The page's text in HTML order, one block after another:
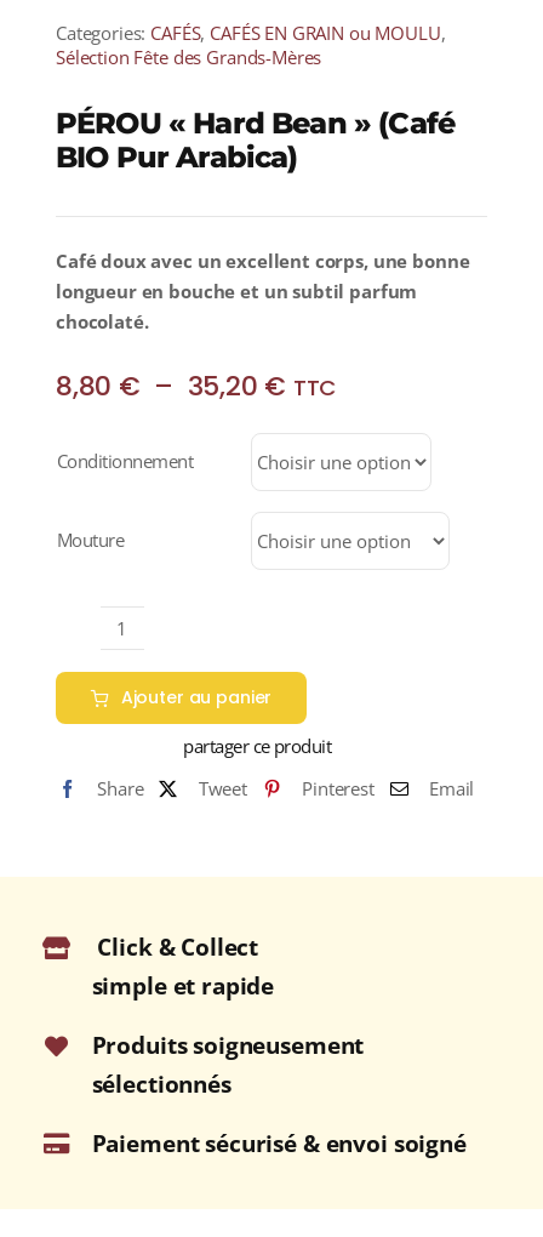
Categories: CAFÉS, CAFÉS EN GRAIN ou MOULU,
Sélection Fête des Grands-Mères
PÉROU « Hard Bean » (Café
BIO Pur Arabica)
Café doux avec un excellent corps, une bonne
longueur en bouche et un subtil parfum
chocolaté.
8,80 € – 35,20 € Plage
prix :
8,80 €
à
35,20 €
TTC
Conditionnement
Mouture
quantité
de
PÉROU
"Hard
(Café
Arabica)
Ajouter au panier
partager ce produit
Share
Tweet Pinterest Email
Click & Collect
simple et rapide
Produits soigneusement
sélectionnés
Paiement sécurisé & envoi soigné